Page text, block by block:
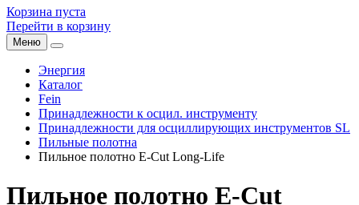
Корзина пуста
Перейти в корзину
Меню
Энергия
Каталог
Fein
Принадлежности к осцил. инструменту
Принадлежности для осциллирующих инструментов SL
Пильные полотна
Пильное полотно E-Cut Long-Life
Пильное полотно E-Cut